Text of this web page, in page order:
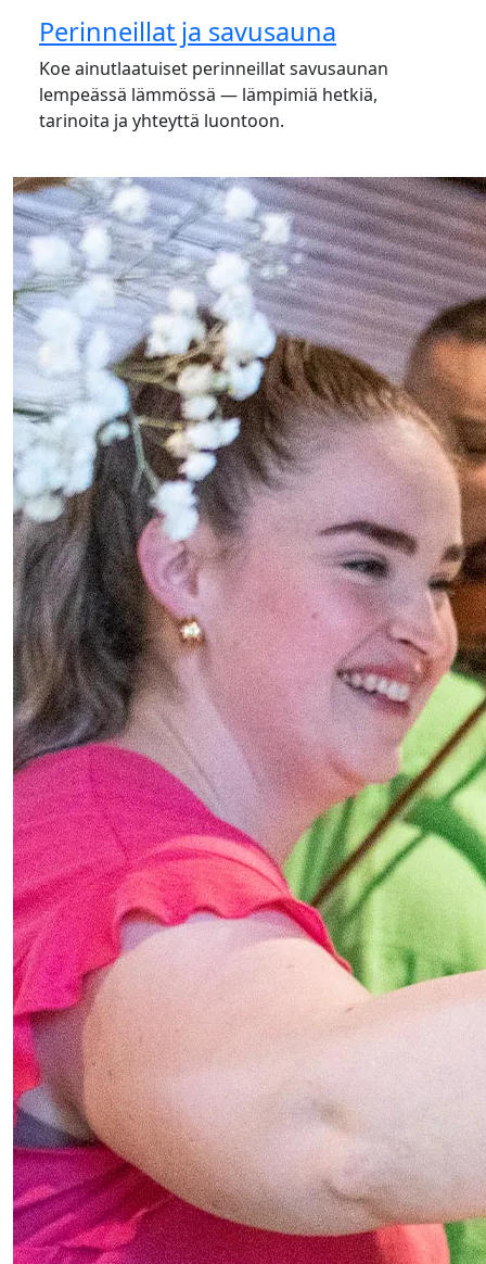
Perinneillat ja savusauna
Koe ainutlaatuiset perinneillat savusaunan
lempeässä lämmössä — lämpimiä hetkiä,
tarinoita ja yhteyttä luontoon.